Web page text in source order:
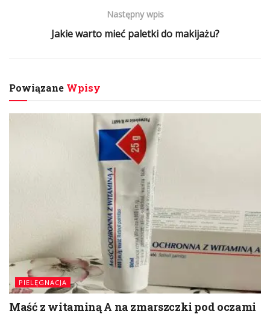
Następny wpis
Jakie warto mieć paletki do makijażu?
Powiązane Wpisy
PIELĘGNACJA
Maść z witaminą A na zmarszczki pod oczami